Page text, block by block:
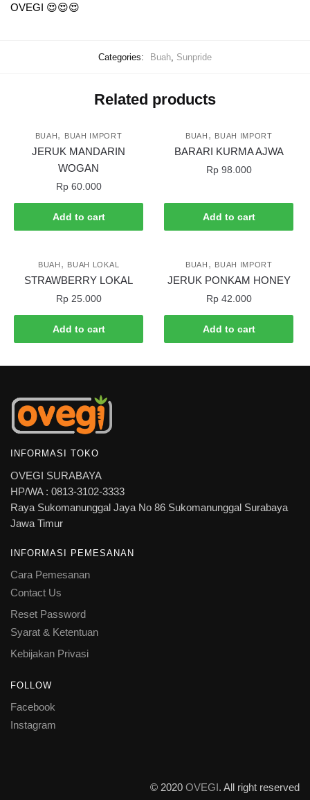
OVEGI 😍😍😍
Categories: Buah, Sunpride
Related products
BUAH, BUAH IMPORT
JERUK MANDARIN
WOGAN
Rp60.000
Add to cart
BUAH , BUAH IMPORT
BARARI KURMA AJWA
Rp98.000
Add to cart
BUAH , BUAH LOKAL
STRAWBERRY LOKAL
Rp25.000
Add to cart
BUAH , BUAH IMPORT
JERUK PONKAM HONEY
Rp42.000
Add to cart
INFORMASI TOKO
OVEGI SURABAYA
HP/WA : 0813-3102-3333
Raya Sukomanunggal Jaya No 86 Sukomanunggal Surabaya
Jawa Timur
INFORMASI PEMESANAN
Cara Pemesanan
Contact Us
Reset Password
Syarat & Ketentuan
Kebijakan Privasi
FOLLOW
Facebook
Instagram
© 2020 OVEGI. All right reserved